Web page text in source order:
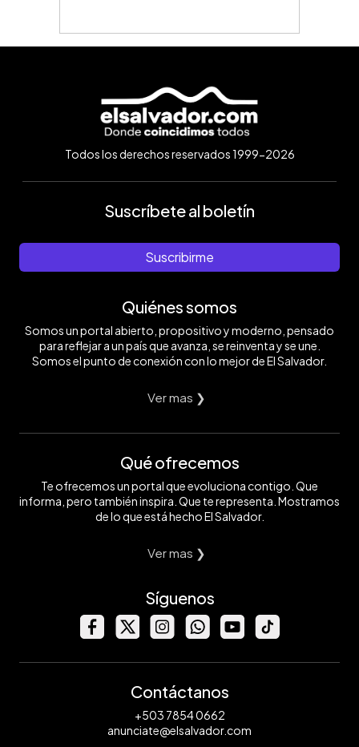
Todos los derechos reservados 1999-2026
Suscríbete al boletín
Suscribirme
Quiénes somos
Somos un portal abierto, propositivo y moderno, pensado
para reflejar a un país que avanza, se reinventa y se une.
Somos el punto de conexión con lo mejor de El Salvador.
Ver mas ❯
Qué ofrecemos
Te ofrecemos un portal que evoluciona contigo. Que
informa, pero también inspira. Que te representa. Mostramos
de lo que está hecho El Salvador.
Ver mas ❯
Síguenos
Contáctanos
+503 7854 0662
anunciate@elsalvador.com